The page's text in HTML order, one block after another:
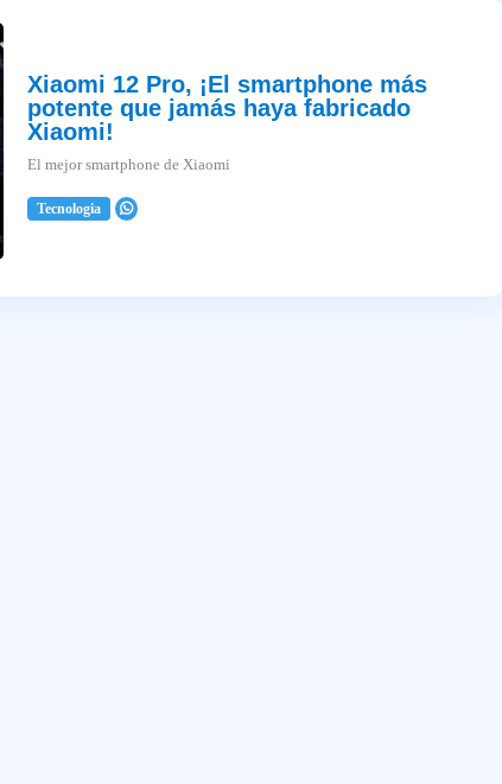
Xiaomi 12 Pro, ¡El smartphone más
potente que jamás haya fabricado
Xiaomi!
El mejor smartphone de Xiaomi
Tecnologia